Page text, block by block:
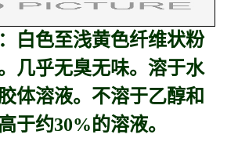
白色至浅黄色纤维状粉
几乎无臭无味。溶于水
体溶液。不溶于乙醇和
于约30%的溶液。